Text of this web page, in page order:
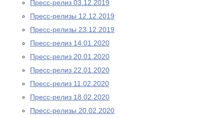
Пресс-релиз 03.12.2019
Пресс-релизы 12.12.2019
Пресс-релизы 23.12.2019
Пресс-релиз 14.01.2020
Пресс-релиз 20.01.2020
Пресс-релиз 22.01.2020
Пресс-релиз 11.02.2020
Пресс-релиз 18.02.2020
Пресс-релизы 20.02.2020